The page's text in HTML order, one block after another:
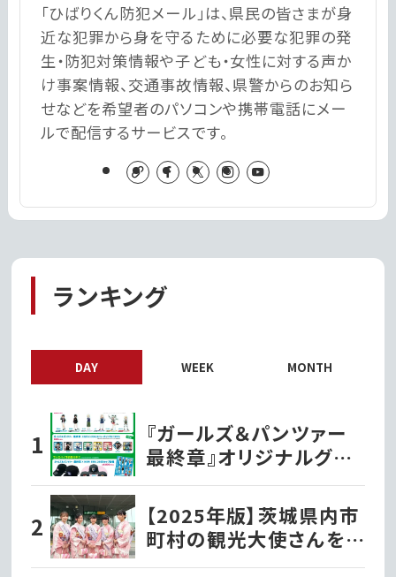
「ひばりくん防犯メール」は、県民の皆さまが身
近な犯罪から身を守るために必要な犯罪の発
生・防犯対策情報や子ども・女性に対する声か
け事案情報、交通事故情報、県警からのお知ら
せなどを希望者のパソコンや携帯電話にメー
ルで配信するサービスです。
ランキング
DAY WEEK MONTH
『ガールズ＆パンツァー
最終章』オリジナルグッ
ズ各種ファミリーマート
で発売開始!!
【2025年版】茨城県内市
町村の観光大使さんを
紹介！